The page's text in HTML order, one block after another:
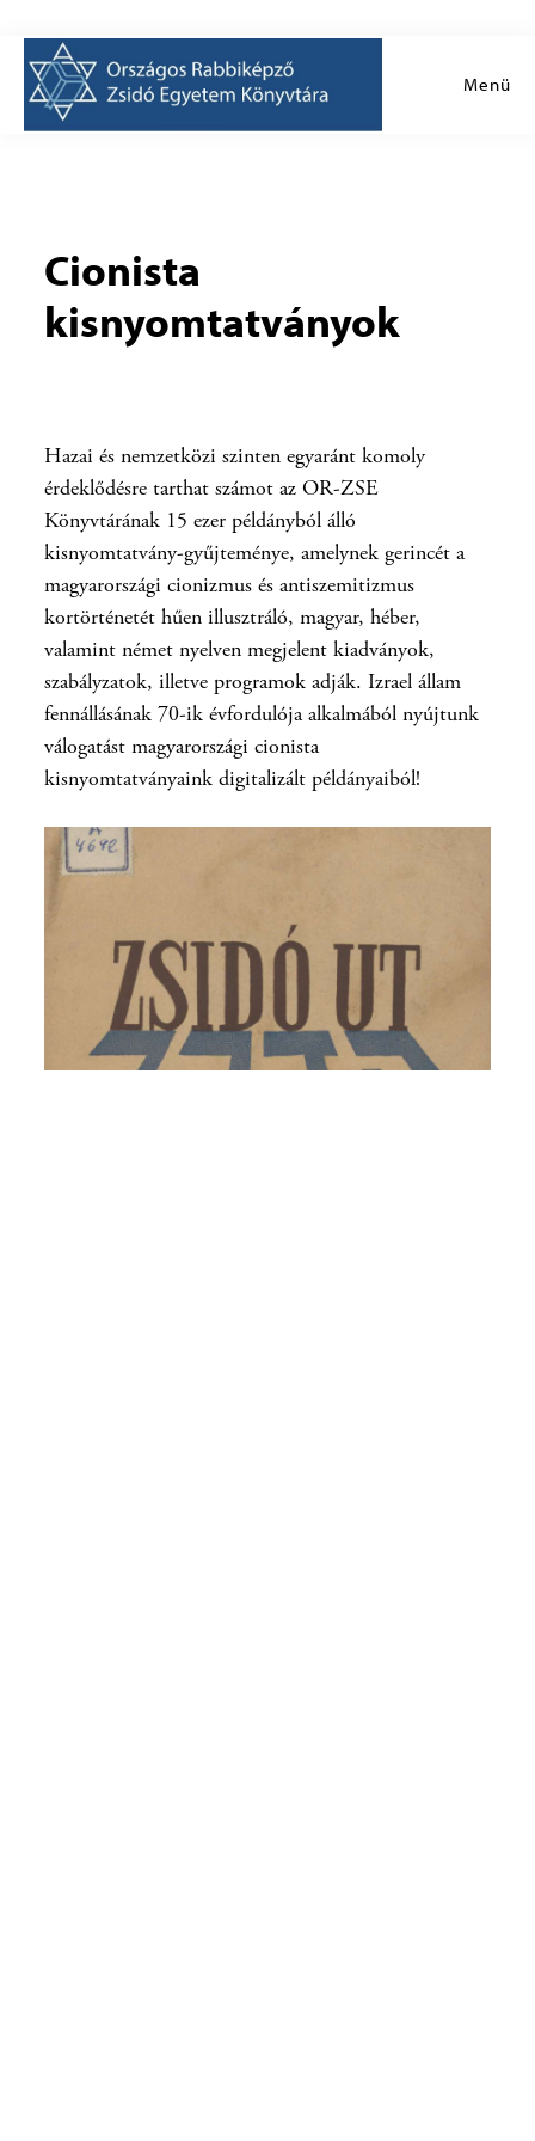
main
content
Menü
Cionista
kisnyomtatványok
Hazai és nemzetközi szinten egyaránt komoly
érdeklődésre tarthat számot az OR-ZSE
Könyvtárának 15 ezer példányból álló
kisnyomtatvány-gyűjteménye, amelynek gerincét a
magyarországi cionizmus és antiszemitizmus
kortörténetét hűen illusztráló, magyar, héber,
valamint német nyelven megjelent kiadványok,
szabályzatok, illetve programok adják. Izrael állam
fennállásának 70-ik évfordulója alkalmából nyújtunk
válogatást magyarországi cionista
kisnyomtatványaink digitalizált példányaiból!
Az Országos Rabbiképző – Zsidó Egyetem Könyvtárának honlapja az NKA
204139/00185 sz. pályázatának támogatásával készült.